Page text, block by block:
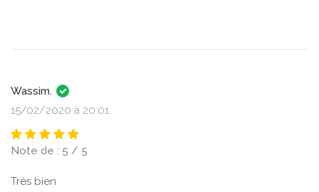
Wassim.
15/02/2020 à 20:01
Note de : 5 / 5
Très bien